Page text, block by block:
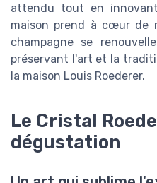
attendu tout en
maison prend à cœur de
champagne se
préservant l'art et la
la maison Louis Roederer.
Le Cristal
dégustation